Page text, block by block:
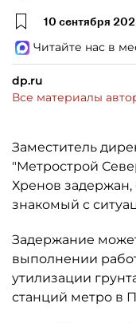
10 сентября
Читайте нас в
dp.ru
Все материалы
Заместитель
"Метрострой
Хренов
знакомый с
Задержание
выполнении
утилизации
станций метро в